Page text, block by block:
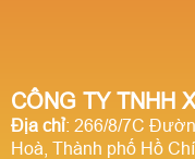
CÔNG TY TNHH
Địa chỉ: 266/8/7C
Hoà, Thành phố Hồ